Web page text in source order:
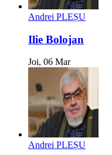
Andrei PLEȘU
Ilie Bolojan
Joi, 06 Mar
Andrei PLEȘU